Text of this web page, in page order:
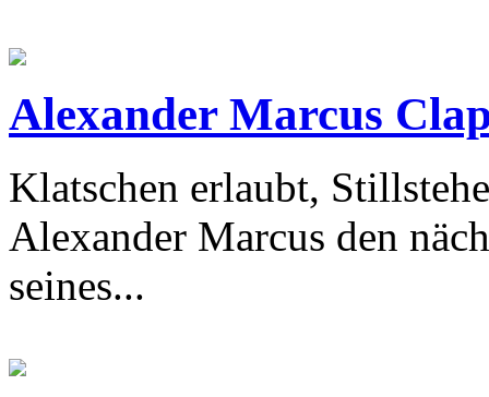
Alexander Marcus
Klatschen erlaubt,
Alexander Marcus den
seines...